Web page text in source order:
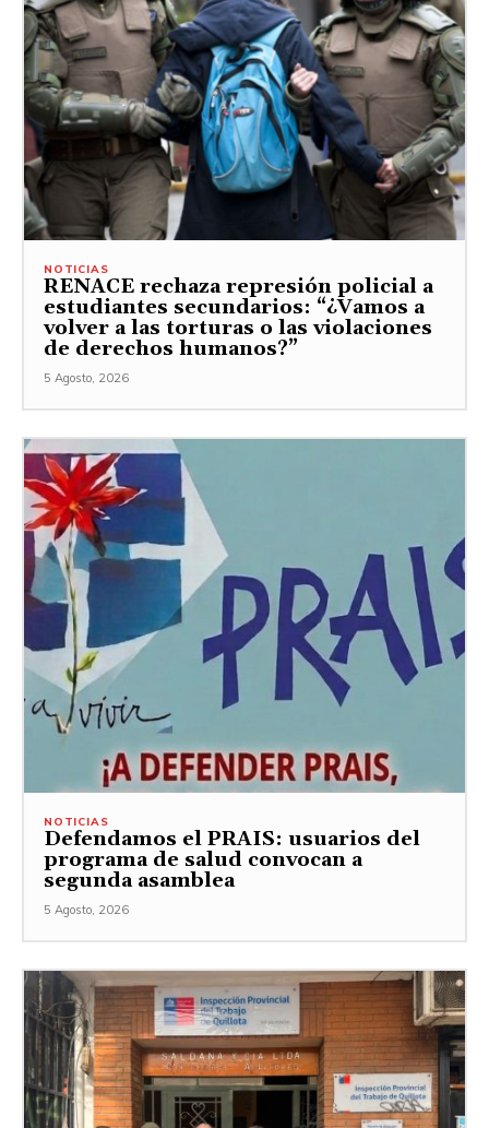
NOTICIAS
RENACE rechaza represión policial a
estudiantes secundarios: “¿Vamos a
volver a las torturas o las violaciones
de derechos humanos?”
5 Agosto, 2026
NOTICIAS
Defendamos el PRAIS: usuarios del
programa de salud convocan a
segunda asamblea
5 Agosto, 2026